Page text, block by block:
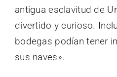
antigua esclavitud de
divertido y curioso.
bodegas podían tener
sus naves».